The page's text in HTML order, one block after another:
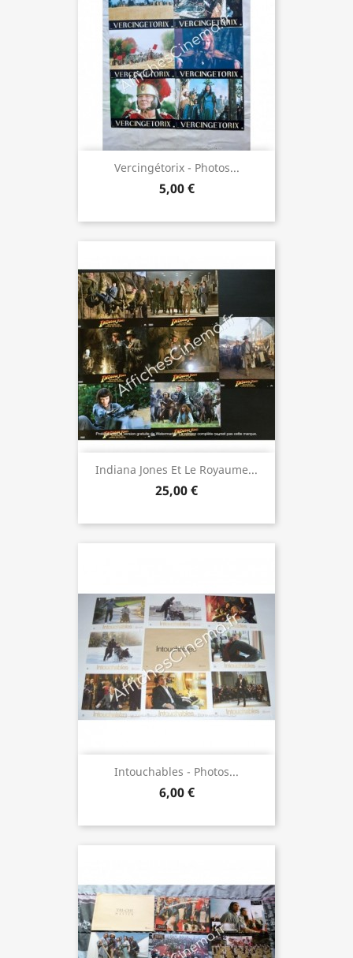
Vercingétorix - Photos...
5,00 €
Indiana Jones Et Le Royaume...
25,00 €
Intouchables - Photos...
6,00 €